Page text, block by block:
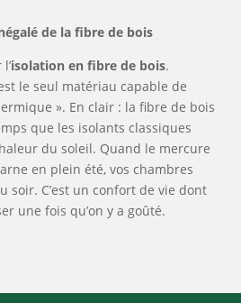
de la fibre de bois
isolation en fibre de bois.
le seul matériau capable de
». En clair : la fibre de bois
que les isolants classiques
du soleil. Quand le mercure
en plein été, vos chambres
soir. C’est un confort de vie dont
une fois qu’on y a goûté.